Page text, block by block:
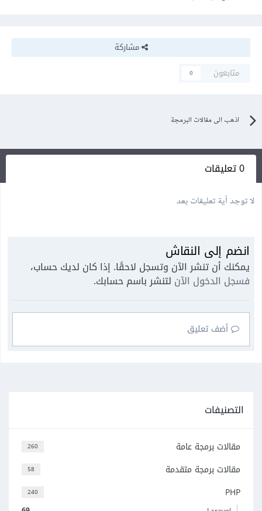
مشاركة
متابعون
0
اذهب الى مقالات البرمجة
0 تعليقات
لا توجد أية تعليقات بعد
انضم إلى النقاش
يمكنك أن تنشر الآن وتسجل لاحقًا. إذا كان لديك حساب،
فسجل الدخول الآن لتنشر باسم حسابك.
أضف تعليق
التصنيفات
260 مقالات برمجة عامة
58 مقالات برمجة متقدمة
240 PHP